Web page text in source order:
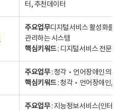
터, 추천데이터
주요업무디지털서비스 활성화를
관리하는 시스템
핵심키워드: 디지털서비스 전문
주요업무: 청각‧언어장애인의
핵심키워드: 청각‧언어장애인,
주요업무: 지능정보서비스(인터